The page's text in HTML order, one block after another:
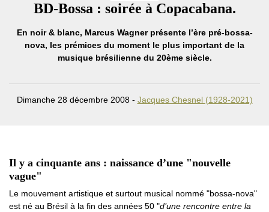
BD-Bossa : soirée à Copacabana.
En noir & blanc, Marcus Wagnerprésente l’ère pré-bossa-
nova, les prémices du moment le plus important de la
musique brésilienne du 20ème siècle.
Dimanche 28 décembre 2008 - Jacques Chesnel (1928-2021)
Il y a cinquante ans : naissance d’une "nouvelle
vague"
Le mouvement artistique et surtout musical nommé "bossa-nova"
est né au Brésil à la fin des années 50 "d’une rencontre entre la